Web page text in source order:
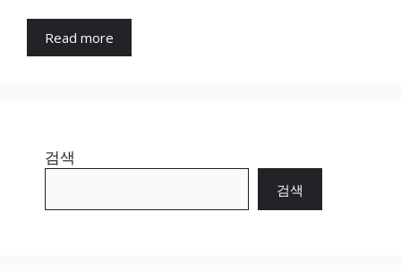
Read more
검색
검색